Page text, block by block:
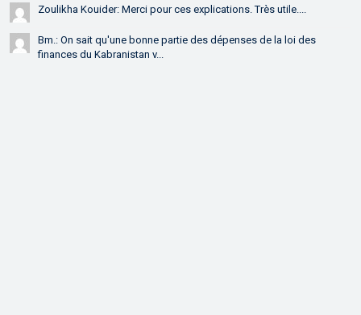
Zoulikha Kouider: Merci pour ces explications. Très utile....
Bm.: On sait qu'une bonne partie des dépenses de la loi des
finances du Kabranistan v...